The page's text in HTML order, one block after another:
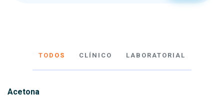
TODOS CLÍNICO LABORATORIAL
Acetona